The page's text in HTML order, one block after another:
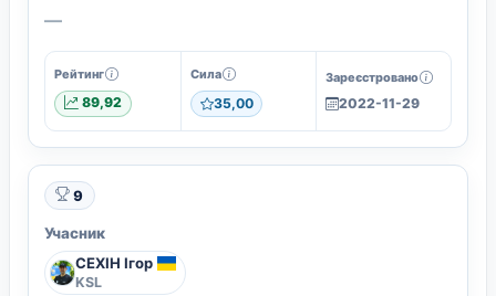
—
Рейтинг
89,92
Сила
35,00
Зареєстровано
2022-11-29
9
Учасник
СЕХІН Ігор
KSL